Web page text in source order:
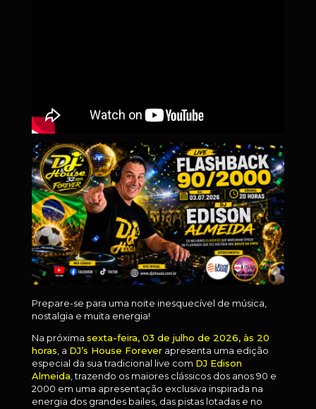
Prepare-se para uma noite inesquecível de música,
nostalgia e muita energia!
Na próxima sexta-feira, 03 de julho de 2026, às 20
horas, a DJ’s House Foreverapresenta uma edição
especial da sua tradicional live com DJ Edison
Almeida, trazendo os maiores clássicos dos anos 90 e
2000 em uma apresentação exclusiva inspirada na
energia dos grandes bailes, das pistas lotadas e no